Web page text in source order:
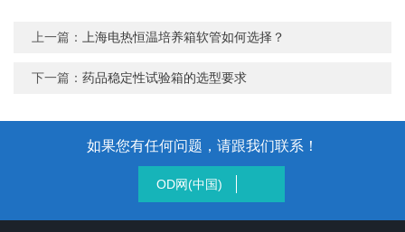
上一篇：上海电热恒温培养箱软管如何选择？
下一篇：药品稳定性试验箱的选型要求
如果您有任何问题，请跟我们联系！
OD网(中国)